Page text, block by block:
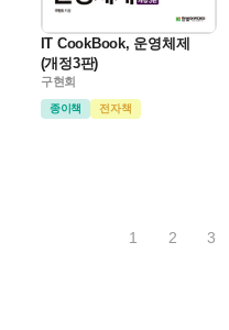
IT CookBook, 운영체제
(개정3판)
구현회
종이책 전자책
1 2 3